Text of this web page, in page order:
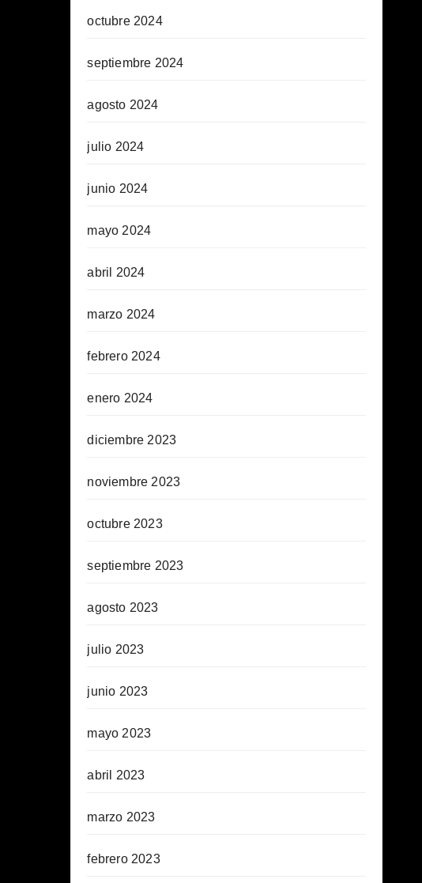
octubre 2024
septiembre 2024
agosto 2024
julio 2024
junio 2024
mayo 2024
abril 2024
marzo 2024
febrero 2024
enero 2024
diciembre 2023
noviembre 2023
octubre 2023
septiembre 2023
agosto 2023
julio 2023
junio 2023
mayo 2023
abril 2023
marzo 2023
febrero 2023